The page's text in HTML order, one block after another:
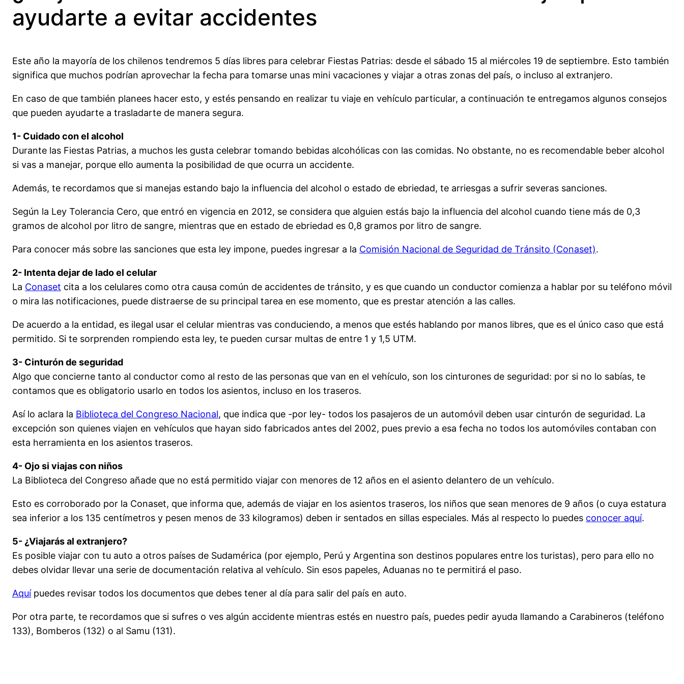
ayudarte a evitar accidentes
Este año la mayoría de los chilenos tendremos 5 días libres para celebrar Fiestas Patrias: desde el sábado 15 al miércoles 19 de septiembre. Esto también
significa que muchos podrían aprovechar la fecha para tomarse unas mini vacaciones y viajar a otras zonas del país, o incluso al extranjero.
En caso de que también planees hacer esto, y estés pensando en realizar tu viaje en vehículo particular, a continuación te entregamos algunos consejos
que pueden ayudarte a trasladarte de manera segura.
1- Cuidado con el alcohol
Durante las Fiestas Patrias, a muchos les gusta celebrar tomando bebidas alcohólicas con las comidas. No obstante, no es recomendable beber alcohol
si vas a manejar, porque ello aumenta la posibilidad de que ocurra un accidente.
Además, te recordamos que si manejas estando bajo la influencia del alcohol o estado de ebriedad, te arriesgas a sufrir severas sanciones.
Según la Ley Tolerancia Cero, que entró en vigencia en 2012, se considera que alguien estás bajo la influencia del alcohol cuando tiene más de 0,3
gramos de alcohol por litro de sangre, mientras que en estado de ebriedad es 0,8 gramos por litro de sangre.
Para conocer más sobre las sanciones que esta ley impone, puedes ingresar a la Comisión Nacional de Seguridad de Tránsito (Conaset).
2- Intenta dejar de lado el celular
La Conaset cita a los celulares como otra causa común de accidentes de tránsito, y es que cuando un conductor comienza a hablar por su teléfono móvil
o mira las notificaciones, puede distraerse de su principal tarea en ese momento, que es prestar atención a las calles.
De acuerdo a la entidad, es ilegal usar el celular mientras vas conduciendo, a menos que estés hablando por manos libres, que es el único caso que está
permitido. Si te sorprenden rompiendo esta ley, te pueden cursar multas de entre 1 y 1,5 UTM.
3- Cinturón de seguridad
Algo que concierne tanto al conductor como al resto de las personas que van en el vehículo, son los cinturones de seguridad: por si no lo sabías, te
contamos que es obligatorio usarlo en todos los asientos, incluso en los traseros.
Así lo aclara la Biblioteca del Congreso Nacional, que indica que -por ley- todos los pasajeros de un automóvil deben usar cinturón de seguridad. La
excepción son quienes viajen en vehículos que hayan sido fabricados antes del 2002, pues previo a esa fecha no todos los automóviles contaban con
esta herramienta en los asientos traseros.
4- Ojo si viajas con niños
La Biblioteca del Congreso añade que no está permitido viajar con menores de 12 años en el asiento delantero de un vehículo.
Esto es corroborado por la Conaset, que informa que, además de viajar en los asientos traseros, los niños que sean menores de 9 años (o cuya estatura
sea inferior a los 135 centímetros y pesen menos de 33 kilogramos) deben ir sentados en sillas especiales. Más al respecto lo puedes conocer aquí.
5- ¿Viajarás al extranjero?
Es posible viajar con tu auto a otros países de Sudamérica (por ejemplo, Perú y Argentina son destinos populares entre los turistas), pero para ello no
debes olvidar llevar una serie de documentación relativa al vehículo. Sin esos papeles, Aduanas no te permitirá el paso.
Aquípuedes revisar todos los documentos que debes tener al día para salir del país en auto.
Por otra parte, te recordamos que si sufres o ves algún accidente mientras estés en nuestro país, puedes pedir ayuda llamando a Carabineros (teléfono
133), Bomberos (132) o al Samu (131).